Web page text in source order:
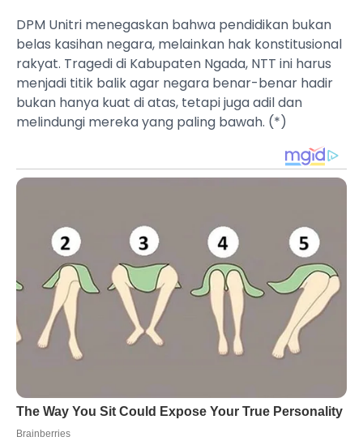
DPM Unitri menegaskan bahwa pendidikan bukan
belas kasihan negara, melainkan hak konstitusional
rakyat. Tragedi di Kabupaten Ngada, NTT ini harus
menjadi titik balik agar negara benar-benar hadir
bukan hanya kuat di atas, tetapi juga adil dan
melindungi mereka yang paling bawah. (*)